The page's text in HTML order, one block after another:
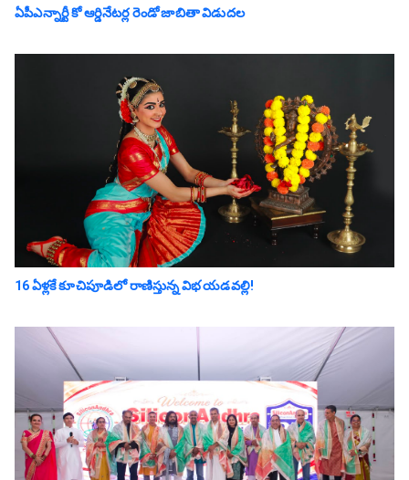
ఏపీఎన్నార్టీ కో ఆర్డినేటర్ల రెండో జాబితా విడుదల
16 ఏళ్లకే కూచిపూడిలో రాణిస్తున్న విభ యడవల్లి!